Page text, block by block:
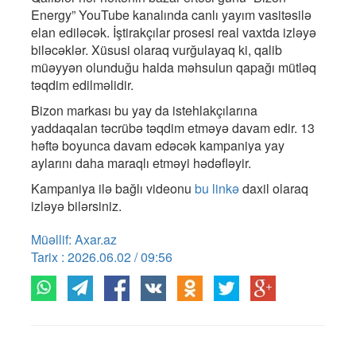
Energy” YouTube kanalında canlı yayım vasitəsilə
elan ediləcək. İştirakçılar prosesi real vaxtda izləyə
biləcəklər. Xüsusi olaraq vurğulayaq ki, qalib
müəyyən olunduğu halda məhsulun qapağı mütləq
təqdim edilməlidir.
Bizon markası bu yay da istehlakçılarına
yaddaqalan təcrübə təqdim etməyə davam edir. 13
həftə boyunca davam edəcək kampaniya yay
aylarını daha maraqlı etməyi hədəfləyir.
Kampaniya ilə bağlı videonu bu linkədaxil olaraq
izləyə bilərsiniz.
Müəllif: Axar.az
Tarix : 2026.06.02 / 09:56